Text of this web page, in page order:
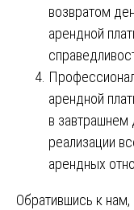
возвратом
арендной
арендной
в завтрашнем
реализации
арендных
Обратившись к